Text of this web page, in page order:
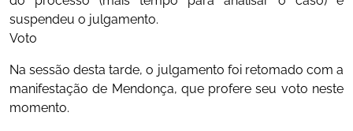
suspendeu o julgamento.
Voto
Na sessão desta tarde, o julgamento foi retomado com a
manifestação de Mendonça, que profere seu voto neste
momento.